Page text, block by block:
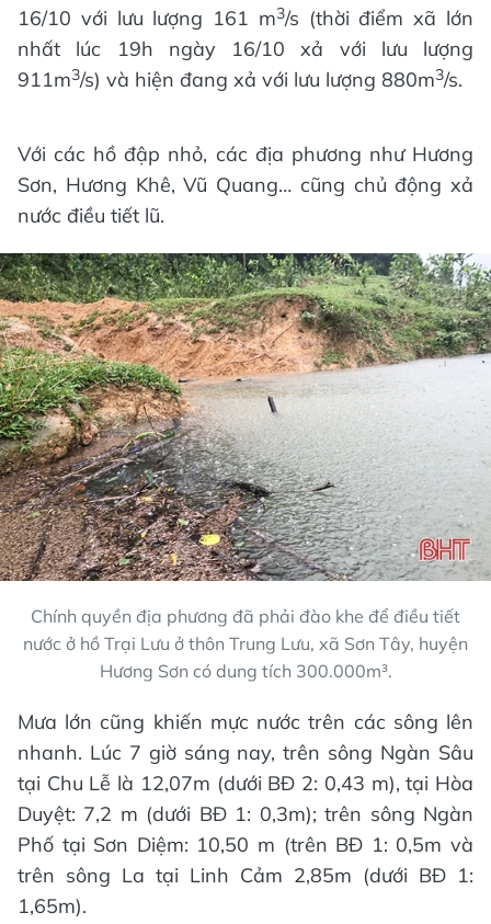
16/10 với lưu lượng 161 m3/s (thời điểm xã lớn
nhất lúc 19h ngày 16/10 xả với lưu lượng
911m3/s) và hiện đang xả với lưu lượng 880m3/s.
Với các hồ đập nhỏ, các địa phương như Hương
Sơn, Hương Khê, Vũ Quang… cũng chủ động xả
nước điều tiết lũ.
Chính quyền địa phương đã phải đào khe để điều tiết
nước ở hồ Trại Lưu ở thôn Trung Lưu, xã Sơn Tây, huyện
Hương Sơn có dung tích 300.000m³.
Mưa lớn cũng khiến mực nước trên các sông lên
nhanh. Lúc 7 giờ sáng nay, trên sông Ngàn Sâu
tại Chu Lễ là 12,07m (dưới BĐ 2: 0,43 m), tại Hòa
Duyệt: 7,2 m (dưới BĐ 1: 0,3m); trên sông Ngàn
Phố tại Sơn Diệm: 10,50 m (trên BĐ 1: 0,5m và
trên sông La tại Linh Cảm 2,85m (dưới BĐ 1:
1,65m).